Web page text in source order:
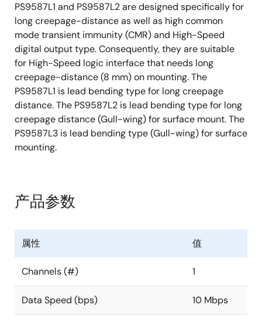
PS9587L1 and PS9587L2 are designed specifically for
long creepage-distance as well as high common
mode transient immunity (CMR) and High-Speed
digital output type. Consequently, they are suitable
for High-Speed logic interface that needs long
creepage-distance (8 mm) on mounting. The
PS9587L1 is lead bending type for long creepage
distance. The PS9587L2 is lead bending type for long
creepage distance (Gull-wing) for surface mount. The
PS9587L3 is lead bending type (Gull-wing) for surface
mounting.
产品参数
属性 值
Channels (#) 1
Data Speed (bps) 10 Mbps